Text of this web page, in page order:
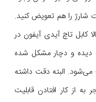
شارژ را هم تعویض کنید.
کابل تاچ آیدی آیفون در
و دچار مشکل شده
البته دقت داشته
از کار افتادن قابلیت